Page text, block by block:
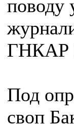
поводу
ГНКАР
Под
своп